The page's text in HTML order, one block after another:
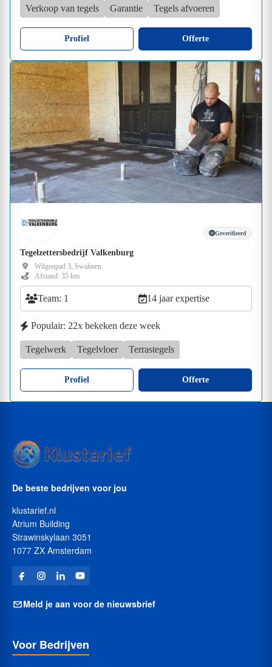
Verkoop van tegels Garantie Tegels afvoeren
Profiel Offerte
Geverifieerd
Tegelzettersbedrijf Valkenburg
Wilgenpad 3, Swalmen
Afstand: 35 km
Team: 1 14 jaar expertise
Populair: 22x bekeken deze week
Tegelwerk Tegelvloer Terrastegels
Profiel Offerte
De beste bedrijven voor jou
klustarief.nl
Atrium Building
Strawinskylaan 3051
1077 ZX Amsterdam
Meld je aan voor de nieuwsbrief
Voor Bedrijven